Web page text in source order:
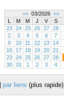
<< 03/2026 >>
L
M M J V S
23
24 25 26 27 28
2
3 4 5 6 7
9
10 11 12 13 14
16
17 18 19 20 21
23
24 25 26 27 28
30
31 1 2 3 4
par liens (plus rapide)